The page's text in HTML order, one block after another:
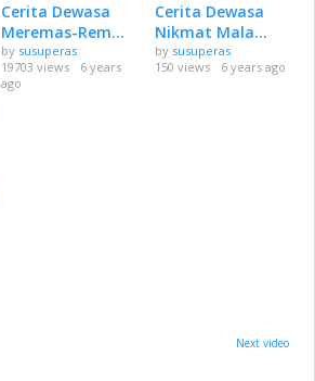
Cerita Dewasa
Meremas-Rem...
by susuperas
19703 views
6 years
ago
Cerita Dewasa
Nikmat Mala...
by susuperas
150 views
6 years ago
Next video